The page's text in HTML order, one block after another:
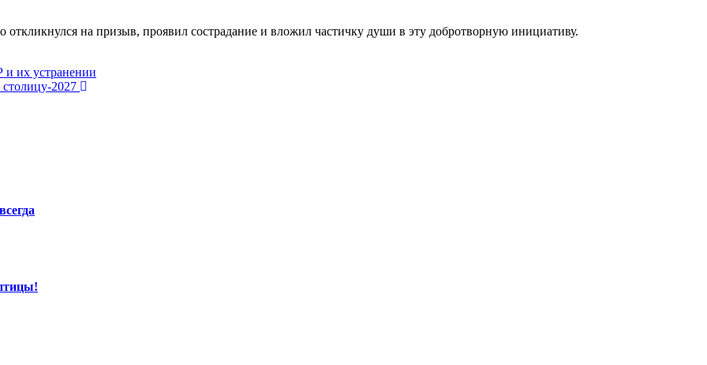
откликнулся на призыв, проявил сострадание и вложил частичку души в эту добротворную инициативу.
их устранении
столицу-2027